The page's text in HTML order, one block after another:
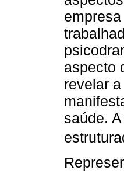
aspecto
revelar
saúde.